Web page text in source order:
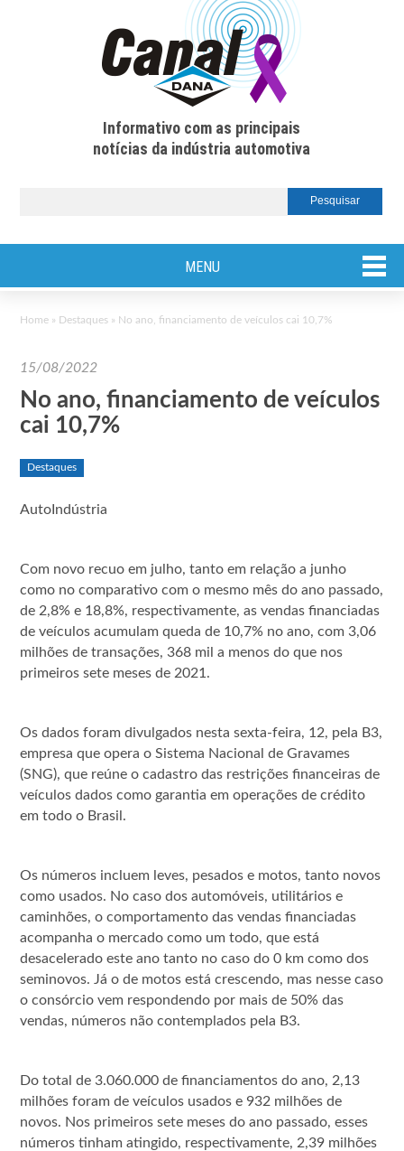
Informativo com as principais
notícias da indústria automotiva
MENU
Home » Destaques » No ano, financiamento de veículos cai 10,7%
15/08/2022
No ano, financiamento de veículos
cai 10,7%
Destaques
AutoIndústria
Com novo recuo em julho, tanto em relação a junho
como no comparativo com o mesmo mês do ano passado,
de 2,8% e 18,8%, respectivamente, as vendas financiadas
de veículos acumulam queda de 10,7% no ano, com 3,06
milhões de transações, 368 mil a menos do que nos
primeiros sete meses de 2021.
Os dados foram divulgados nesta sexta-feira, 12, pela B3,
empresa que opera o Sistema Nacional de Gravames
(SNG), que reúne o cadastro das restrições financeiras de
veículos dados como garantia em operações de crédito
em todo o Brasil.
Os números incluem leves, pesados e motos, tanto novos
como usados. No caso dos automóveis, utilitários e
caminhões, o comportamento das vendas financiadas
acompanha o mercado como um todo, que está
desacelerado este ano tanto no caso do 0 km como dos
seminovos. Já o de motos está crescendo, mas nesse caso
o consórcio vem respondendo por mais de 50% das
vendas, números não contemplados pela B3.
Do total de 3.060.000 de financiamentos do ano, 2,13
milhões foram de veículos usados e 932 milhões de
novos. Nos primeiros sete meses do ano passado, esses
números tinham atingido, respectivamente, 2,39 milhões